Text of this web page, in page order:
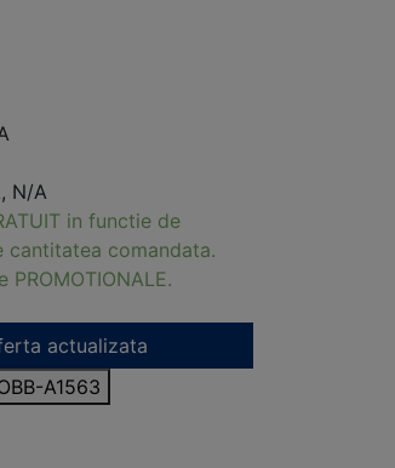
N/A
in functie de
cantitatea comandata.
actualizata
A1563